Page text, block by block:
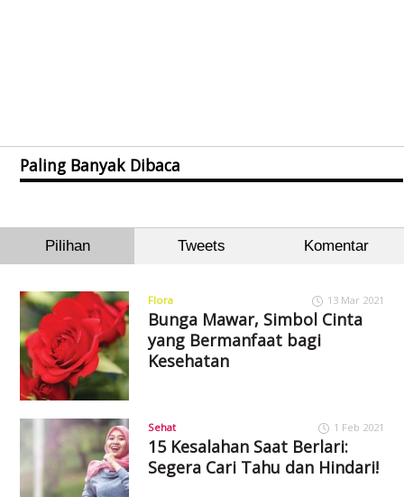
Paling Banyak Dibaca
Pilihan Tweets Komentar
Flora 13 Mar 2021
Bunga Mawar, Simbol Cinta
yang Bermanfaat bagi
Kesehatan
Sehat 1 Feb 2021
15 Kesalahan Saat Berlari:
Segera Cari Tahu dan Hindari!